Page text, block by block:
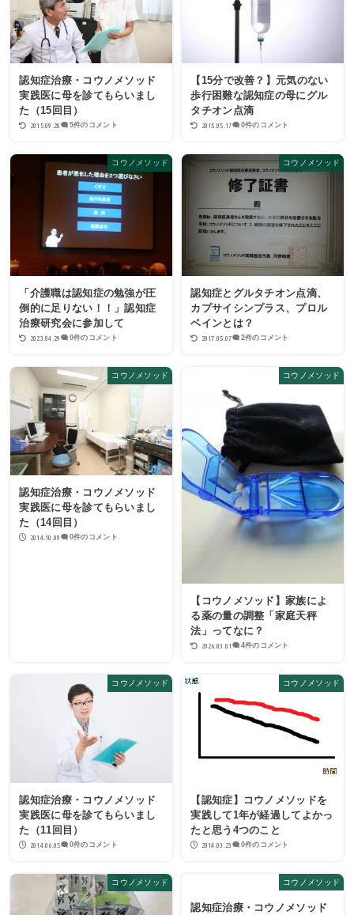
認知症治療・コウノメソッド
実践医に母を診てもらいまし
た（15回目）
2015.09.20 5件のコメント
【15分で改善？】元気のない
歩行困難な認知症の母にグル
タチオン点滴
2015.05.17 0件のコメント
コウノメソッド
「介護職は認知症の勉強が圧
倒的に足りない！！」認知症
治療研究会に参加して
2023.04.29 0件のコメント
コウノメソッド
認知症とグルタチオン点滴、
カプサイシンプラス、プロル
ベインとは？
2017.05.07 2件のコメント
コウノメソッド
認知症治療・コウノメソッド
実践医に母を診てもらいまし
た（14回目）
2014.10.09 0件のコメント
コウノメソッド
【コウノメソッド】家族によ
る薬の量の調整「家庭天秤
法」ってなに？
2026.03.01 4件のコメント
コウノメソッド
認知症治療・コウノメソッド
実践医に母を診てもらいまし
た（11回目）
2014.06.05 0件のコメント
コウノメソッド
【認知症】コウノメソッドを
実践して1年が経過してよかっ
たと思う4つのこと
2014.03.23 0件のコメント
コウノメソッド コウノメソッド
認知症治療・コウノメソッド